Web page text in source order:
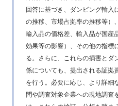
回答に基づき、ダンピング輸入
の推移、市場占拠率の推移等）
輸入品の価格差、輸入品が国産
効果等の影響）、その他の指標
る。さらに、これらの損害とダ
係についても、提出される証拠
を行う。必要に応じ、より詳細
問や調査対象企業への現地調査